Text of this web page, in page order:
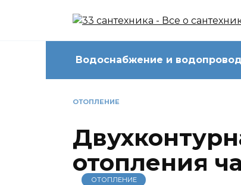
Водоснабжение и водопровод
ОТОПЛЕНИЕ
отопления
ОТОПЛЕНИЕ